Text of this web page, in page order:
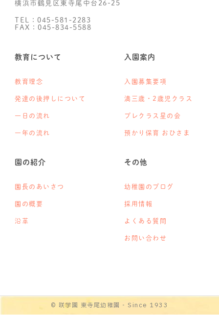
横浜市鶴見区東寺尾中台26-25
TEL：045-581-2283
FAX：045-834-5588
教育について
教育理念
発達の後押しについて
一日の流れ
一年の流れ
入園案内
入園募集要項
満三歳・2歳児クラス
プレクラス星の会
預かり保育 おひさま
園の紹介
園長のあいさつ
園の概要
沿革
その他
幼稚園のブログ
採用情報
よくある質問
お問い合わせ
© 咲学園 東寺尾幼稚園 - Since 1933